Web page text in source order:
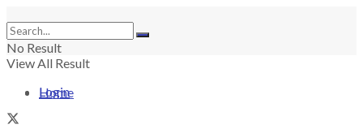
No Result
View All Result
Login
Home